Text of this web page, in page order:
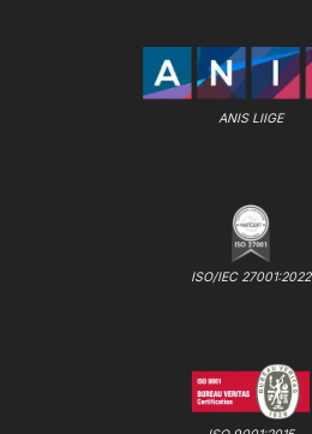
ANIS LIIGE
ISO/IEC 27001:2022